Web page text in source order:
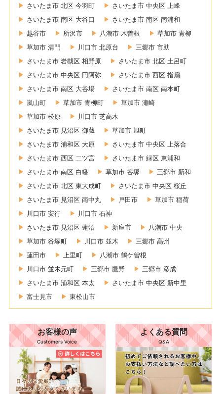
さいたま市 北区 今羽町
さいたま市 中央区 上峰
さいたま市 南区 大谷口
さいたま市 南区 南浦和
越谷市
所沢市 八潮市 木曽根
草加市 青柳
草加市 清門
川口市 北原台
三郷市 市助
さいたま市 岩槻区 相野原
さいたま市 北区 土呂町
さいたま市 中央区 円阿弥
さいたま市 西区 指扇
さいたま市 南区 大谷場
さいたま市 南区 南本町
嵐山町
草加市 青柳町
草加市 瀬崎
草加市 松原
川口市 芝高木
さいたま市 見沼区 御蔵
草加市 旭町
さいたま市 浦和区 大原
さいたま市 中央区 上落合
さいたま市 西区 二ツ宮
さいたま市 緑区 東浦和
さいたま市 南区 白幡
草加市 谷塚
三郷市 新和
さいたま市 北区 東大成町
さいたま市 中央区 桜丘
さいたま市 見沼区 南中丸
戸田市
草加市 稲荷
川口市 安行
川口市 石神
さいたま市 見沼区 蓮沼
新座市
八潮市 中央
草加市 谷塚町
川口市 並木
三郷市 高州
蓮田市
上里町
八潮市 鶴ケ曽根
川口市 並木元町
三郷市 鷹野
三郷市 彦成
さいたま市 浦和区 本太
さいたま市 中央区 新中里
富士見市
東松山市
お客様の声
Customers Voice
よくある質問
Q&A